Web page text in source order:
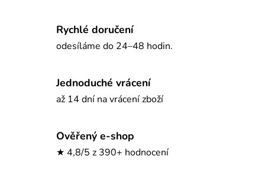
Rychlé doručení
odesíláme do 24–48 hodin.
Jednoduché vrácení
až 14 dní na vrácení zboží
Ověřený e-shop
★ 4,8/5 z 390+ hodnocení